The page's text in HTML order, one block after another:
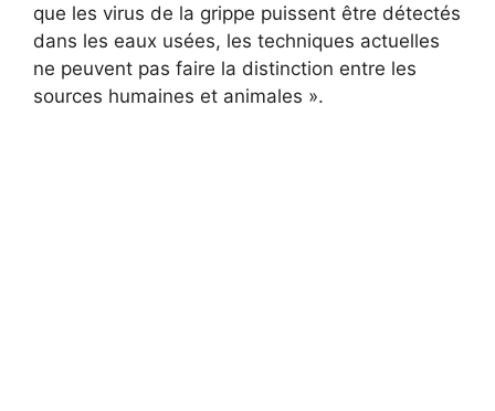
que les virus de la grippe puissent être détectés
dans les eaux usées, les techniques actuelles
ne peuvent pas faire la distinction entre les
sources humaines et animales ».